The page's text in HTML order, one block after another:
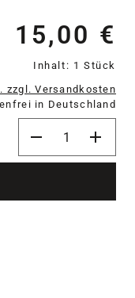
15,00 €
Inhalt: 1 Stück
zzgl. Versandkosten
in Deutschland